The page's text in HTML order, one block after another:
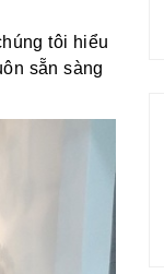
tôi hiểu
sẵn sàng